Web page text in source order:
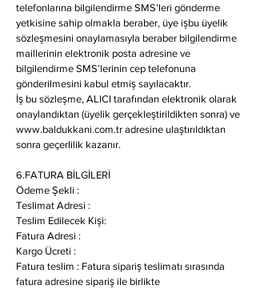
telefonlarına bilgilendirme SMS’leri gönderme
yetkisine sahip olmakla beraber, üye işbu üyelik
sözleşmesini onaylamasıyla beraber bilgilendirme
maillerinin elektronik posta adresine ve
bilgilendirme SMS’lerinin cep telefonuna
gönderilmesini kabul etmiş sayılacaktır.
İş bu sözleşme, ALICI tarafından elektronik olarak
onaylandıktan (üyelik gerçekleştirildikten sonra) ve
www.baldukkani.com.tr adresine ulaştırıldıktan
sonra geçerlilik kazanır.
6.FATURA BİLGİLERİ
Ödeme Şekli :
Teslimat Adresi :
Teslim Edilecek Kişi:
Fatura Adresi :
Kargo Ücreti :
Fatura teslim : Fatura sipariş teslimatı sırasında
fatura adresine sipariş ile birlikte